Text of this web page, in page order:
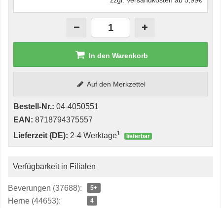
In den Warenkorb
Auf den Merkzettel
Bestell-Nr.: 04-4050551
EAN: 8718794375557
Lieferzeit (DE): 2-4 Werktage1 lieferbar
Verfügbarkeit in Filialen
Beverungen (37688): 5+
Herne (44653): 4